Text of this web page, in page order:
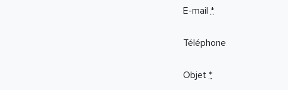
field
E-mail *
Téléphone
Objet *